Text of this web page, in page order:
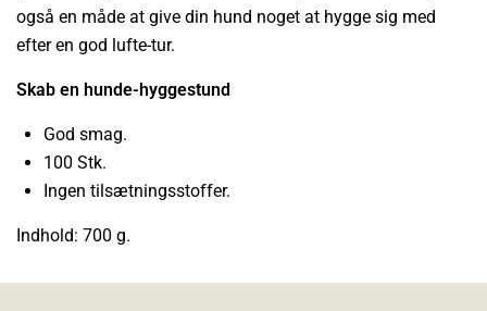
også en måde at give din hund noget at hygge sig med
efter en god lufte-tur.
Skab en hunde-hyggestund
God smag.
100 Stk.
Ingen tilsætningsstoffer.
Indhold: 700 g.